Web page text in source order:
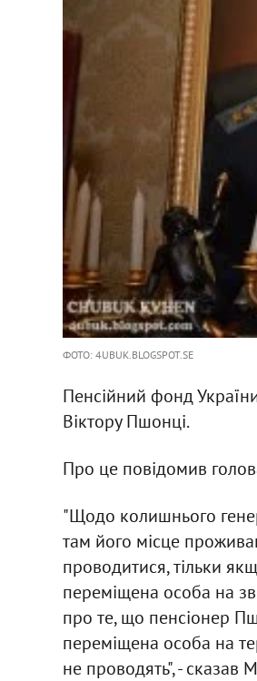
ФОТО: 4UBUK.BLOGSPOT.SE
Пенсійний фонд
Віктору Пшонці.
Про це повідомив
"Щодо колишнього
там його місце
проводитися, тільки
переміщена особа на
про те, що пенсіонер
переміщена особа на
не проводять", - сказав